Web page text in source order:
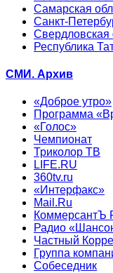
Самарская
Санкт-
Свердловская
Республика
СМИ. Архив
«Доброе утро»
Программа
«Голос»
Чемпионат
Триколор ТВ
LIFE.RU
360tv.ru
«Интерфакс»
Mail.Ru
КоммерсантЪ
Радио
Частный
Группа
Собеседник